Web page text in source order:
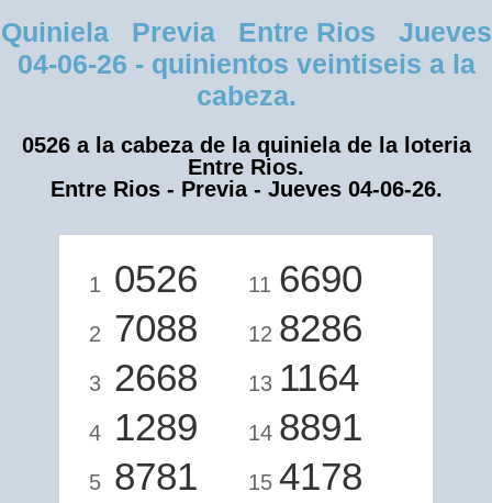
Quiniela Previa Entre Rios Jueves
04-06-26 - quinientos veintiseis a la
cabeza.
0526 a la cabeza de la quiniela de la loteria
Entre Rios.
Entre Rios - Previa - Jueves 04-06-26.
1 0526
2 7088
3 2668
4 1289
5 8781
11 6690
12 8286
13 1164
14 8891
15 4178